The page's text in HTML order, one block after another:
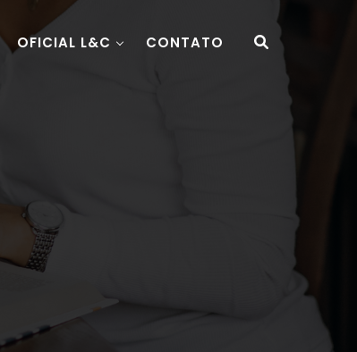
OFICIAL L&C CONTATO